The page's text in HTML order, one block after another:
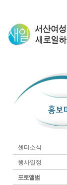
센터소식
행사일정
포토앨범